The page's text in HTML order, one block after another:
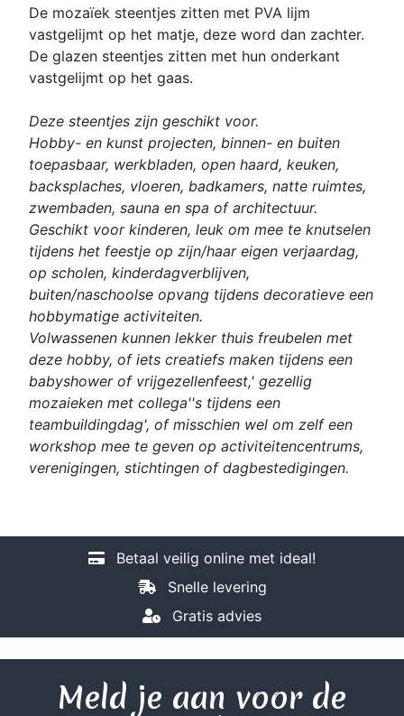
De mozaïek steentjes zitten met PVA lijm
vastgelijmt op het matje, deze word dan zachter.
De glazen steentjes zitten met hun onderkant
vastgelijmt op het gaas.
Deze steentjes zijn geschikt voor.
Hobby- en kunst projecten, binnen- en buiten
toepasbaar, werkbladen, open haard, keuken,
backsplaches, vloeren, badkamers, natte ruimtes,
zwembaden, sauna en spa of architectuur.
Geschikt voor kinderen, leuk om mee te knutselen
tijdens het feestje op zijn/haar eigen verjaardag,
op scholen, kinderdagverblijven,
buiten/naschoolse opvang tijdens decoratieve een
hobbymatige activiteiten.
Volwassenen kunnen lekker thuis freubelen met
deze hobby, of iets creatiefs maken tijdens een
babyshower of vrijgezellenfeest,' gezellig
mozaieken met collega''s tijdens een
teambuildingdag', of misschien wel om zelf een
workshop mee te geven op activiteitencentrums,
verenigingen, stichtingen of dagbestedigingen.
Betaal veilig online met ideal!
Snelle levering
Gratis advies
Meld je aan voor de